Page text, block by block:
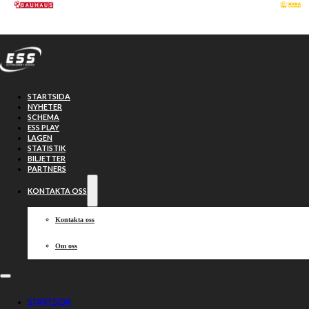
Hoppa till huvudinnehåll
STARTSIDA
NYHETER
SCHEMA
ESS PLAY
LAGEN
STATISTIK
BILJETTER
PARTNERS
KONTAKTA OSS
Kontakta oss
Om oss
STARTSIDA
Veckans stjärnor: